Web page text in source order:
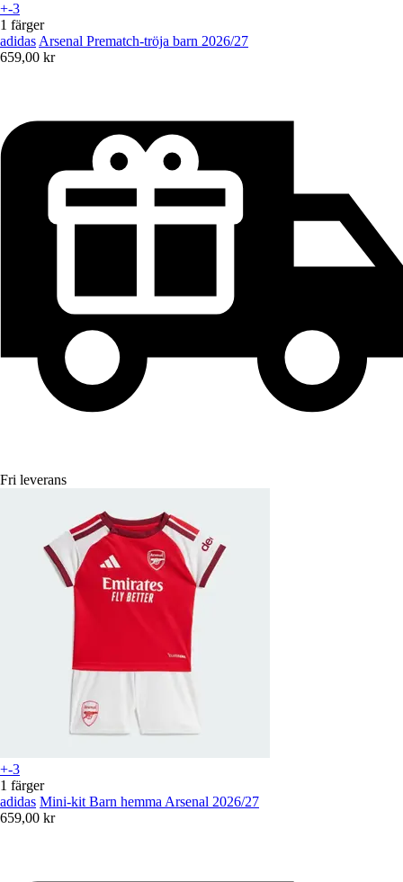
+-3
1 färger
adidas Arsenal Prematch-tröja barn 2026/27
659,00 kr
Fri leverans
+-3
1 färger
adidas Mini-kit Barn hemma Arsenal 2026/27
659,00 kr